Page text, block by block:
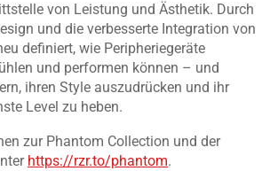
von Leistung und Ästhetik. Durch
und die verbesserte Integration von
definiert, wie Peripheriegeräte
und performen können – und
ihren Style auszudrücken und ihr
Level zu heben.
zur Phantom Collection und der
https://rzr.to/phantom.